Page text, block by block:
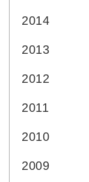
2014
2013
2012
2011
2010
2009